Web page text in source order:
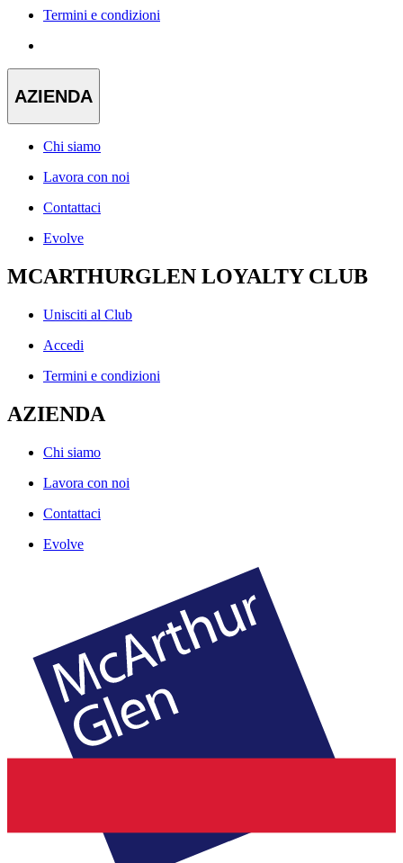
Termini e condizioni
AZIENDA
Chi siamo
Lavora con noi
Contattaci
Evolve
MCARTHURGLEN LOYALTY CLUB
Unisciti al Club
Accedi
Termini e condizioni
AZIENDA
Chi siamo
Lavora con noi
Contattaci
Evolve